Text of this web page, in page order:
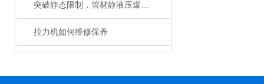
突破静态限制，管材静液压爆破试验机助你一臂之力
拉力机如何维修保养